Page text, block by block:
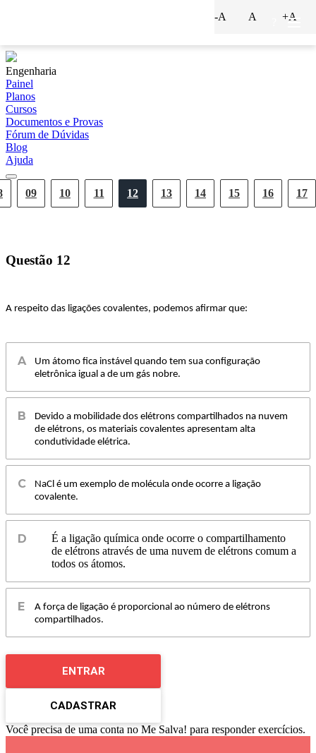
Engenharia
Painel
Planos
Cursos
Documentos e Provas
Fórum de Dúvidas
Blog
Ajuda
09 10 11 12 13 14 15 16 17
-A A +A
Questão 12
A respeito das ligações covalentes, podemos afirmar que:
Um átomo fica instável quando tem sua configuração
eletrônica igual a de um gás nobre.
Devido a mobilidade dos elétrons compartilhados na nuvem
de elétrons, os materiais covalentes apresentam alta
condutividade elétrica.
NaCl é um exemplo de molécula onde ocorre a ligação
covalente.
É a ligação química onde ocorre o compartilhamento
de elétrons através de uma nuvem de elétrons comum a
todos os átomos.
A força de ligação é proporcional ao número de elétrons
compartilhados.
ENTRAR
CADASTRAR
Você precisa de uma conta no Me Salva! para responder exercícios.